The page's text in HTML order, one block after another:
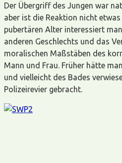
Der Übergriff des Jungen war
aber ist die Reaktion nicht
pubertären Alter interessiert
anderen Geschlechts und das
moralischen Maßstäben des
Mann und Frau. Früher hätte
und vielleicht des Bades
Polizeirevier gebracht.